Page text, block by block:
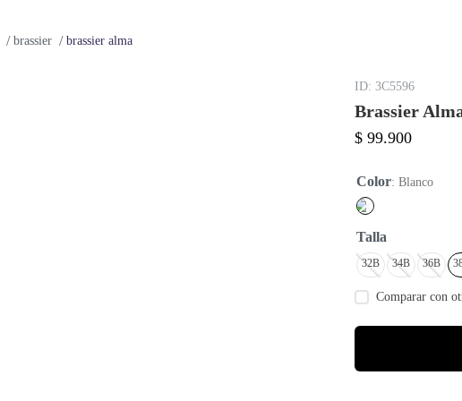
brassier brassier alma
:3C5596
Brassier
$ 99.900
Color: Blanco
Talla
32B 34B 36B